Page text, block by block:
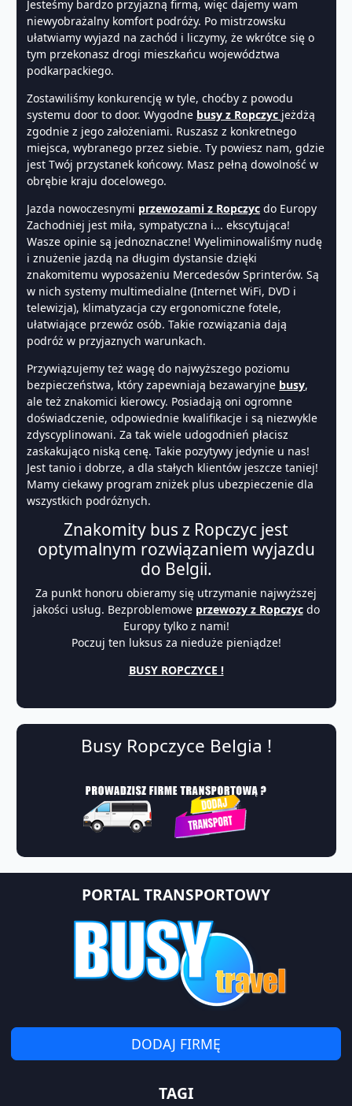
Jesteśmy bardzo przyjazną firmą, więc dajemy wam
niewyobrażalny komfort podróży. Po mistrzowsku
ułatwiamy wyjazd na zachód i liczymy, że wkrótce się o
tym przekonasz drogi mieszkańcu województwa
podkarpackiego.
Zostawiliśmy konkurencję w tyle, choćby z powodu
systemu door to door. Wygodne busy z Ropczyc jeżdżą
zgodnie z jego założeniami. Ruszasz z konkretnego
miejsca, wybranego przez siebie. Ty powiesz nam, gdzie
jest Twój przystanek końcowy. Masz pełną dowolność w
obrębie kraju docelowego.
Jazda nowoczesnymi przewozami z Ropczyc do Europy
Zachodniej jest miła, sympatyczna i... ekscytująca!
Wasze opinie są jednoznaczne! Wyeliminowaliśmy nudę
i znużenie jazdą na długim dystansie dzięki
znakomitemu wyposażeniu Mercedesów Sprinterów. Są
w nich systemy multimedialne (Internet WiFi, DVD i
telewizja), klimatyzacja czy ergonomiczne fotele,
ułatwiające przewóz osób. Takie rozwiązania dają
podróż w przyjaznych warunkach.
Przywiązujemy też wagę do najwyższego poziomu
bezpieczeństwa, który zapewniają bezawaryjne busy,
ale też znakomici kierowcy. Posiadają oni ogromne
doświadczenie, odpowiednie kwalifikacje i są niezwykle
zdyscyplinowani. Za tak wiele udogodnień płacisz
zaskakująco niską cenę. Takie pozytywy jedynie u nas!
Jest tanio i dobrze, a dla stałych klientów jeszcze taniej!
Mamy ciekawy program zniżek plus ubezpieczenie dla
wszystkich podróżnych.
Znakomity bus z Ropczyc jest
optymalnym rozwiązaniem wyjazdu
do Belgii.
Za punkt honoru obieramy się utrzymanie najwyższej
jakości usług. Bezproblemowe przewozy z Ropczycdo
Europy tylko z nami!
Poczuj ten luksus za nieduże pieniądze!
BUSY ROPCZYCE !
Busy Ropczyce Belgia !
PORTAL TRANSPORTOWY
DODAJ FIRMĘ
TAGI